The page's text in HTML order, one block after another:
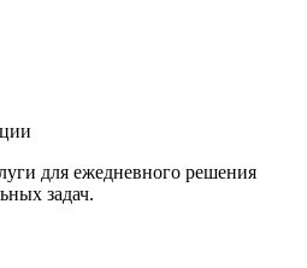
для ежедневного решения
задач.